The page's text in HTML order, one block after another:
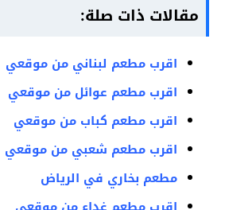
مقالات ذات صلة:
اقرب مطعم لبناني من موقعي
اقرب مطعم عوائل من موقعي
اقرب مطعم كباب من موقعي
اقرب مطعم شعبي من موقعي
مطعم بخاري في الرياض